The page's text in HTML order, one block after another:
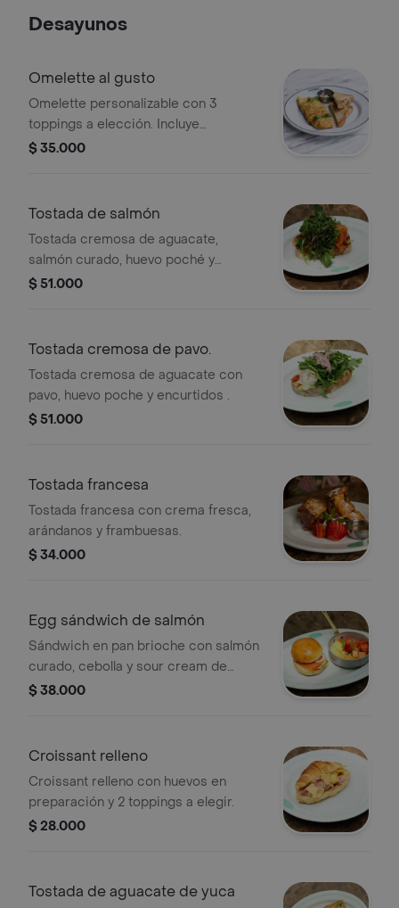
Desayunos
Omelette al gusto
Omelette personalizable con 3
toppings a elección. Incluye
acompañamiento de pan tostado.
$ 35.000
Tostada de salmón
Tostada cremosa de aguacate,
salmón curado, huevo poché y
encurtidos.
$ 51.000
Tostada cremosa de pavo.
Tostada cremosa de aguacate con
pavo, huevo poche y encurtidos .
$ 51.000
Tostada francesa
Tostada francesa con crema fresca,
arándanos y frambuesas.
$ 34.000
Egg sándwich de salmón
Sándwich en pan brioche con salmón
curado, cebolla y sour cream de
cebollin.
$ 38.000
Croissant relleno
Croissant relleno con huevos en
preparación y 2 toppings a elegir.
$ 28.000
Tostada de aguacate de yuca